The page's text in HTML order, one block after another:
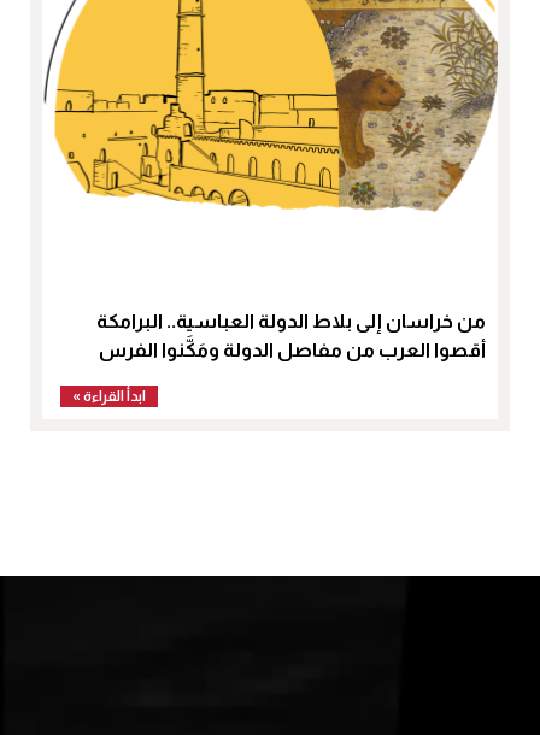
من خراسان إلى بلاط الدولة العباسية.. البرامكة
أقصوا العرب من مفاصل الدولة ومَكَّنوا الفرس
ابدأ القراءة »